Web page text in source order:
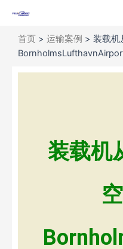
首页 > 运输案例 > 装载机
装载机